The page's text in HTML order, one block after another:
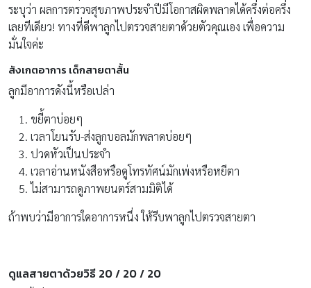
ระบุว่า ผลการตรวจสุขภาพประจำปีมีโอกาสผิดพลาดได้ครึ่งต่อครึ่ง
เลยทีเดียว! ทางที่ดีพาลูกไปตรวจสายตาด้วยตัวคุณเอง เพื่อความ
มั่นใจค่ะ
สังเกตอาการ เด็กสายตาสั้น
ลูกมีอาการดังนี้หรือเปล่า
ขยี้ตาบ่อยๆ
เวลาโยนรับ-ส่งลูกบอลมักพลาดบ่อยๆ
ปวดหัวเป็นประจำ
เวลาอ่านหนังสือหรือดูโทรทัศน์มักเพ่งหรือหยีตา
ไม่สามารถดูภาพยนตร์สามมิติได้
ถ้าพบว่ามีอาการใดอาการหนึ่ง ให้รีบพาลูกไปตรวจสายตา
ดูแลสายตาด้วยวิธี 20 / 20 / 20